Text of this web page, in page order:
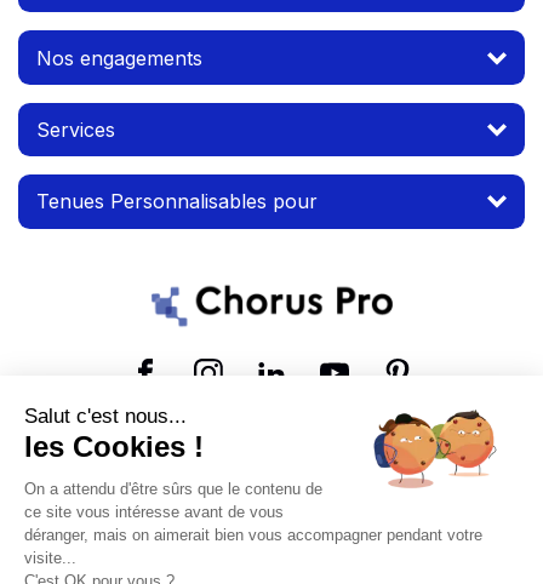
Nos engagements
Services
Tenues Personnalisables pour
© 2026 MTP. Tous droits réservés.
Conditions d'utilisation Mentions légales
Salut c'est nous...
les Cookies !
On a attendu d'être sûrs que le contenu de
ce site vous intéresse avant de vous
déranger, mais on aimerait bien vous accompagner pendant votre
visite...
C'est OK pour vous ?